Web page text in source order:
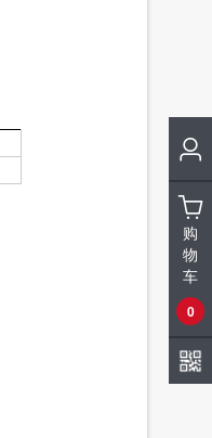
购
物
车
0